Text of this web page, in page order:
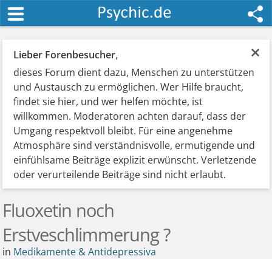
×
Lieber Forenbesucher,
dieses Forum dient dazu, Menschen zu unterstützen
und Austausch zu ermöglichen. Wer Hilfe braucht,
findet sie hier, und wer helfen möchte, ist
willkommen. Moderatoren achten darauf, dass der
Umgang respektvoll bleibt. Für eine angenehme
Atmosphäre sind verständnisvolle, ermutigende und
einfühlsame Beiträge explizit erwünscht. Verletzende
oder verurteilende Beiträge sind nicht erlaubt.
Fluoxetin noch
Erstveschlimmerung ?
in Medikamente & Antidepressiva